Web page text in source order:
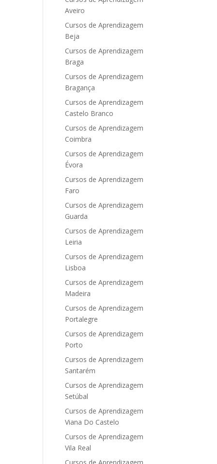
Aveiro
Cursos de Aprendizagem
Beja
Cursos de Aprendizagem
Braga
Cursos de Aprendizagem
Bragança
Cursos de Aprendizagem
Castelo Branco
Cursos de Aprendizagem
Coimbra
Cursos de Aprendizagem
Évora
Cursos de Aprendizagem
Faro
Cursos de Aprendizagem
Guarda
Cursos de Aprendizagem
Leiria
Cursos de Aprendizagem
Lisboa
Cursos de Aprendizagem
Madeira
Cursos de Aprendizagem
Portalegre
Cursos de Aprendizagem
Porto
Cursos de Aprendizagem
Santarém
Cursos de Aprendizagem
Setúbal
Cursos de Aprendizagem
Viana Do Castelo
Cursos de Aprendizagem
Vila Real